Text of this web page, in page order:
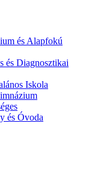
és Alapfokú
és Diagnosztikai
Iskola
és Óvoda